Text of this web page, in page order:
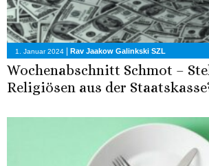
1. Januar 2024 | Rav Jaakow Galinkski SZL
Wochenabschnitt Schmot –
Religiösen aus der